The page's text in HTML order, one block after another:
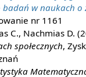
w naukach o
nr 1161
C., Nachmias D.
społecznych,